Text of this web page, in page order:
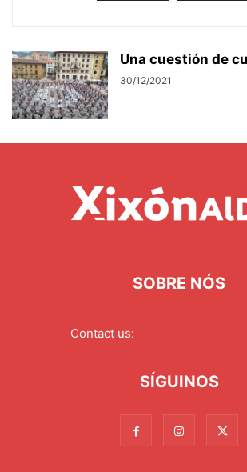
Una cuestión de
30/12/2021
SOBRE NÓS
Contact us:
SÍGUINOS